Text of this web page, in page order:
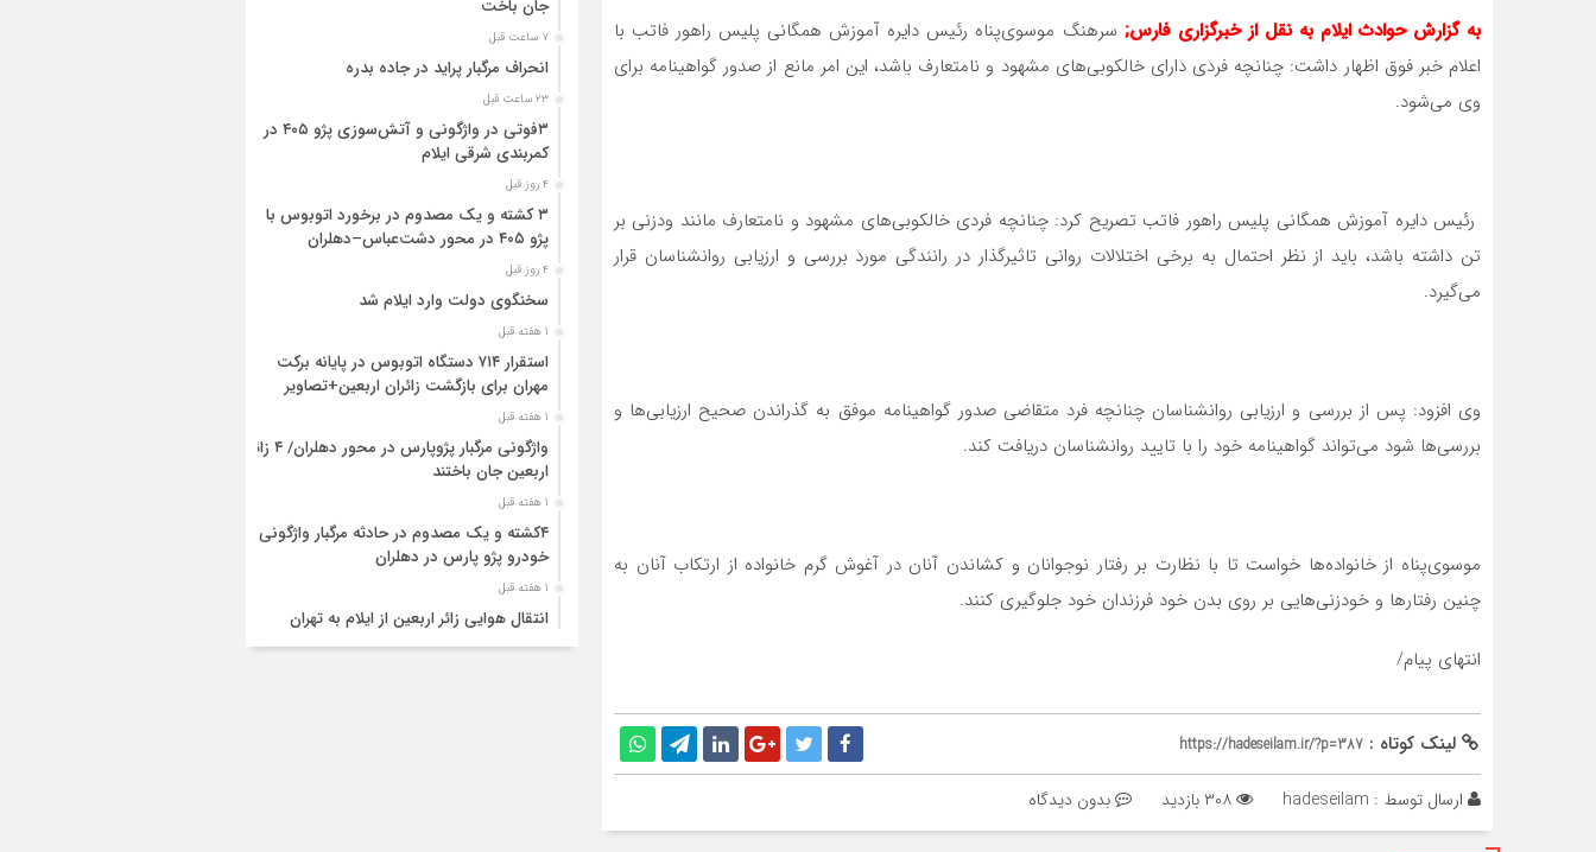
به گزارش حوادث ایلام به نقل از خبرگزاری فارس; سرهنگ موسوی‌پناه رئیس دایره آموزش همگانی پلیس راهور فاتب با
اعلام خبر فوق اظهار داشت: چنانچه فردی دارای خالکوبی‌های مشهود و نامتعارف باشد، این امر مانع از صدور گواهینامه برای
وی می‌شود.
رئیس دایره آموزش همگانی پلیس راهور فاتب تصریح کرد: چنانچه فردی خالکوبی‌های مشهود و نامتعارف مانند ودزنی بر
تن داشته باشد، باید از نظر احتمال به برخی اختلالات روانی تاثیرگذار در رانندگی مورد بررسی و ارزیابی روانشناسان قرار
می‌گیرد.
وی افزود: پس از بررسی و ارزیابی روانشناسان چنانچه فرد متقاضی صدور گواهینامه موفق به گذراندن صحیح ارزیابی‌ها و
بررسی‌ها شود می‌تواند گواهینامه خود را با تایید روانشناسان دریافت کند.
موسوی‌پناه از خانواده‌ها خواست تا با نظارت بر رفتار نوجوانان و کشاندن آنان در آغوش گرم خانواده از ارتکاب آنان به
چنین رفتارها و خودزنی‌هایی بر روی بدن خود فرزندان خود جلوگیری کنند.
انتهای پیام/
لینک کوتاه : https://hadeseilam.ir/?p=387
ارسال توسط : hadeseilam بدون دیدگاه
جان باخت
۷ ساعت قبل
انحراف مرگبار پراید در جاده بدره
۲۳ ساعت قبل
۳فوتی در واژگونی و آتش‌سوزی پژو ۴۰۵ در
کمربندی شرقی ایلام
۴ روز قبل
۳ کشته و یک مصدوم در برخورد اتوبوس با
پژو ۴۰۵ در محور دشت‌عباس–دهلران
۴ روز قبل
سخنگوی دولت وارد ایلام شد
۱ هفته قبل
استقرار ۷۱۴ دستگاه اتوبوس در پایانه برکت
مهران برای بازگشت زائران اربعین+تصاویر
۱ هفته قبل
واژگونی مرگبار پژوپارس در محور دهلران/ ۴ زائر
اربعین جان باختند
۱ هفته قبل
۴کشته و یک مصدوم در حادثه مرگبار واژگونی
خودرو پژو پارس در دهلران
۱ هفته قبل
انتقال هوایی زائر اربعین از ایلام به تهران
۱ هفته قبل